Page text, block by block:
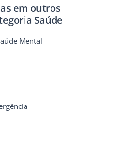
em outros
Saúde
Mental